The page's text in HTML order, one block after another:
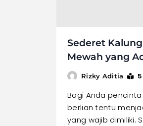
Sederet
Mewah yang
Rizky Aditia
Bagi Anda
berlian tentu
yang wajib dimiliki.